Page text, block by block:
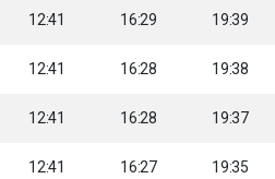
12:41 16:29 19:39
12:41 16:28 19:38
12:41 16:28 19:37
12:41 16:27 19:35